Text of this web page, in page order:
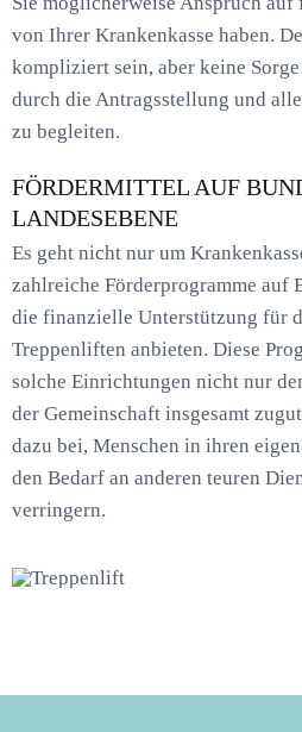
von Ihrer Krankenkasse haben.
kompliziert sein, aber keine
durch die Antragsstellung und
zu begleiten.
FÖRDERMITTEL AUF
LANDESEBENE
Es geht nicht nur um
zahlreiche Förderprogramme auf
die finanzielle Unterstützung für
Treppenliften anbieten. Diese
solche Einrichtungen nicht nur
der Gemeinschaft insgesamt
dazu bei, Menschen in ihren
den Bedarf an anderen teuren
verringern.